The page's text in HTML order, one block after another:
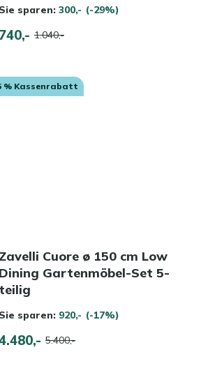
Sie sparen: 300,- (-29%)
740,- 1.040,-
% Kassenrabatt
Zavelli Cuore ø 150 cm Low
Dining Gartenmöbel-Set 5-
teilig
Sie sparen: 920,- (-17%)
5.400,-